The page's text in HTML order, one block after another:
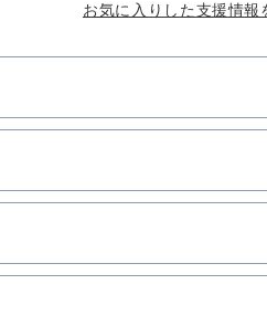
お気に入りした支援情報